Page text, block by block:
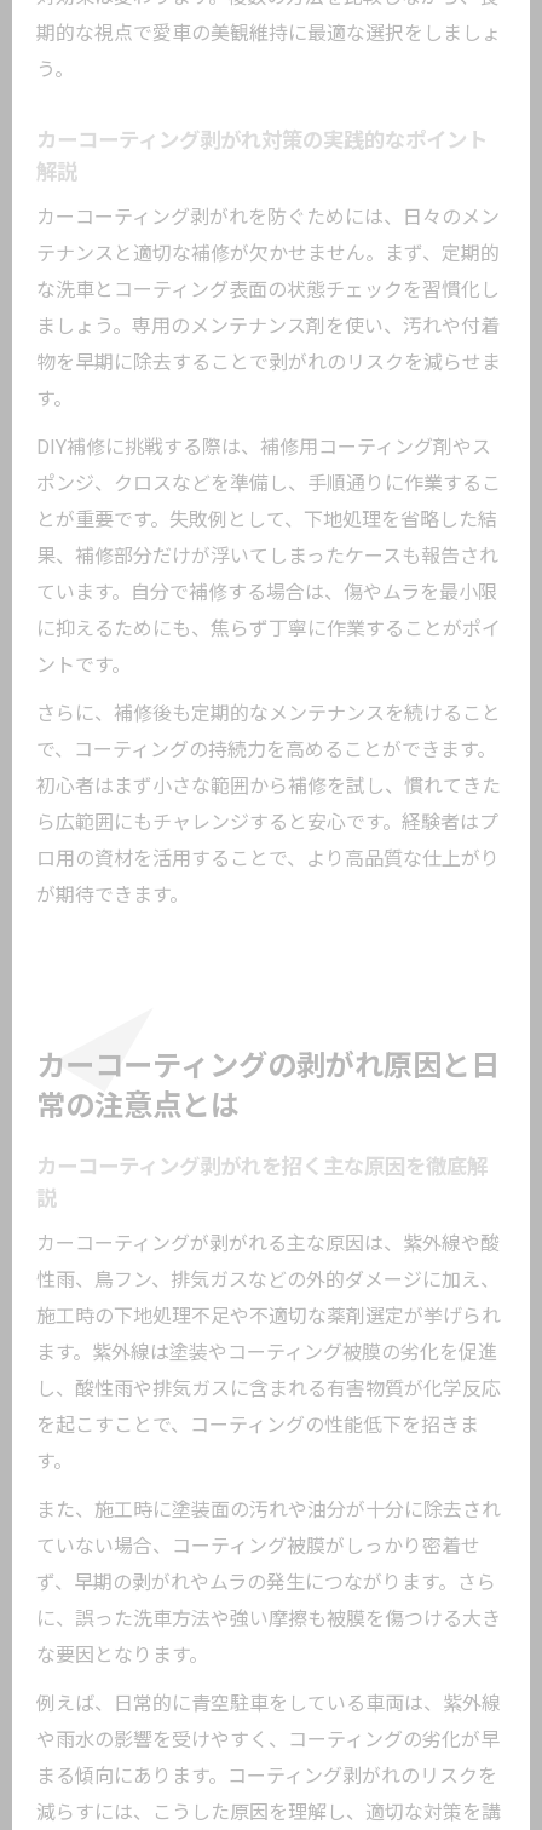
期的な視点で愛車の美観維持に最適な選択をしましょ
う。
カーコーティング剥がれ対策の実践的なポイント
解説
カーコーティング剥がれを防ぐためには、日々のメン
テナンスと適切な補修が欠かせません。まず、定期的
な洗車とコーティング表面の状態チェックを習慣化し
ましょう。専用のメンテナンス剤を使い、汚れや付着
物を早期に除去することで剥がれのリスクを減らせま
す。
DIY補修に挑戦する際は、補修用コーティング剤やス
ポンジ、クロスなどを準備し、手順通りに作業するこ
とが重要です。失敗例として、下地処理を省略した結
果、補修部分だけが浮いてしまったケースも報告され
ています。自分で補修する場合は、傷やムラを最小限
に抑えるためにも、焦らず丁寧に作業することがポイ
ントです。
さらに、補修後も定期的なメンテナンスを続けること
で、コーティングの持続力を高めることができます。
初心者はまず小さな範囲から補修を試し、慣れてきた
ら広範囲にもチャレンジすると安心です。経験者はプ
ロ用の資材を活用することで、より高品質な仕上がり
が期待できます。
カーコーティングの剥がれ原因と日
常の注意点とは
カーコーティング剥がれを招く主な原因を徹底解
説
カーコーティングが剥がれる主な原因は、紫外線や酸
性雨、鳥フン、排気ガスなどの外的ダメージに加え、
施工時の下地処理不足や不適切な薬剤選定が挙げられ
ます。紫外線は塗装やコーティング被膜の劣化を促進
し、酸性雨や排気ガスに含まれる有害物質が化学反応
を起こすことで、コーティングの性能低下を招きま
す。
また、施工時に塗装面の汚れや油分が十分に除去され
ていない場合、コーティング被膜がしっかり密着せ
ず、早期の剥がれやムラの発生につながります。さら
に、誤った洗車方法や強い摩擦も被膜を傷つける大き
な要因となります。
例えば、日常的に青空駐車をしている車両は、紫外線
や雨水の影響を受けやすく、コーティングの劣化が早
まる傾向にあります。コーティング剥がれのリスクを
減らすには、こうした原因を理解し、適切な対策を講